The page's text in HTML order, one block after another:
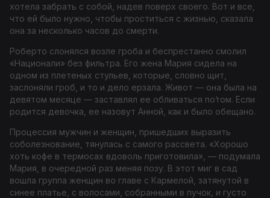
хотела забрать с собой, надев поверх своего. Вот и все,
что ей было нужно, чтобы проститься с жизнью, сказала
она за несколько часов до смерти.
Роберто слонялся возле гроба и беспрестанно смолил
«Национали» без фильтра. Его жена Мария сидела на
одном из плетеных стульев, которые, словно щит,
заслоняли гроб, и то и дело ерзала. Живот — она была на
девятом месяце — заставлял ее обливаться по́том. Если
родится девочка, ее назовут Анной, как и было обещано.
Процессия мужчин и женщин, пришедших выразить
соболезнование, тянулась с самого рассвета. «Хорошо
хоть кофе в термосах вдоволь приготовила», — подумала
Мария, в очередной раз меняя позу. В этот миг в сад
вошла группа женщин во главе с Кармелой, затянутой в
синее платье, с волосами, собранными в пучок, и густо